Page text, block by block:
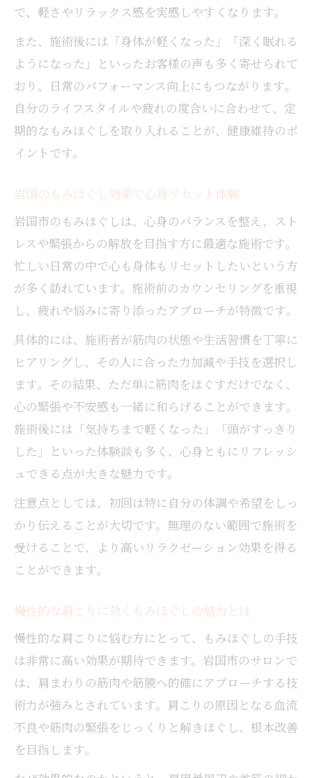
もみほぐし施術で翌朝の目覚めが変わる理
由
筋肉の奥深くまで届く手技の魅力とは
もみほぐし手技で筋肉のコリを的確に解消
岩国の技術で筋肉疲労を根本ケアする方法
もみほぐしの圧調整で深部までアプローチ
筋肉奥深くに届くもみほぐしの特長を解説
もみほぐしで肩こり・腰痛を根本ケア
肩こり解消に役立つもみほぐし手技のコツ
腰痛対策に最適なもみほぐしの効果とは
もみほぐし施術で長引く不調を改善する理
由
肩こり腰痛の根本改善をもみほぐしで実現
もみほぐし手技でつらい痛みを緩和する方
法
忙しい毎日に効く岩国のもみほぐし活用法
仕事帰りに通いやすいもみほぐしの選び方
短時間でも効果を実感できるもみほぐし活
用術
毎日忙しくてもできるもみほぐしセルフケ
ア
もみほぐしでストレスと疲労を効率的に解
消
岩国で人気のもみほぐし手技の特長を紹介
で、軽さやリラックス感を実感しやすくなります。
また、施術後には「身体が軽くなった」「深く眠れる
ようになった」といったお客様の声も多く寄せられて
おり、日常のパフォーマンス向上にもつながります。
自分のライフスタイルや疲れの度合いに合わせて、定
期的なもみほぐしを取り入れることが、健康維持のポ
イントです。
岩国のもみほぐし効果で心身リセット体験
岩国市のもみほぐしは、心身のバランスを整え、スト
レスや緊張からの解放を目指す方に最適な施術です。
忙しい日常の中で心も身体もリセットしたいという方
が多く訪れています。施術前のカウンセリングを重視
し、疲れや悩みに寄り添ったアプローチが特徴です。
具体的には、施術者が筋肉の状態や生活習慣を丁寧に
ヒアリングし、その人に合った力加減や手技を選択し
ます。その結果、ただ単に筋肉をほぐすだけでなく、
心の緊張や不安感も一緒に和らげることができます。
施術後には「気持ちまで軽くなった」「頭がすっきり
した」といった体験談も多く、心身ともにリフレッシ
ュできる点が大きな魅力です。
注意点としては、初回は特に自分の体調や希望をしっ
かり伝えることが大切です。無理のない範囲で施術を
受けることで、より高いリラクゼーション効果を得る
ことができます。
慢性的な肩こりに効くもみほぐしの魅力とは
慢性的な肩こりに悩む方にとって、もみほぐしの手技
は非常に高い効果が期待できます。岩国市のサロンで
は、肩まわりの筋肉や筋膜へ的確にアプローチする技
術力が強みとされています。肩こりの原因となる血流
不良や筋肉の緊張をじっくりと解きほぐし、根本改善
を目指します。